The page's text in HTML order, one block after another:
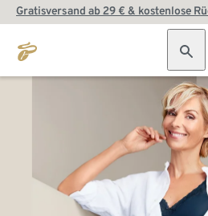
Gratisversand ab 29 € & kostenlose